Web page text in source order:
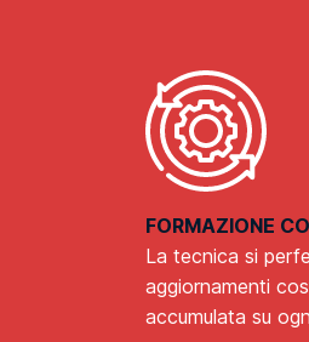
FORMAZIONE
La tecnica si
aggiornamenti
accumulata su